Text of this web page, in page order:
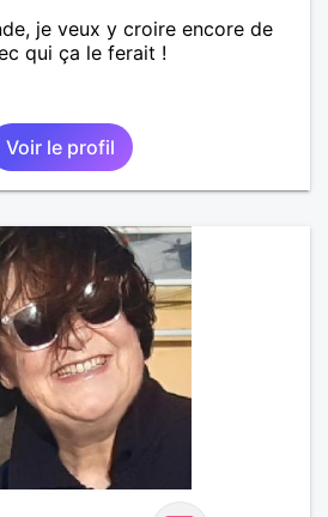
je veux y croire encore de
qui ça le ferait !
Voir le profil